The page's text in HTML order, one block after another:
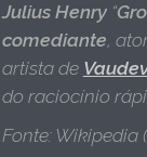
Julius Henry“
comediante,
artista de
do raciocínio
Fonte: Wikipedia